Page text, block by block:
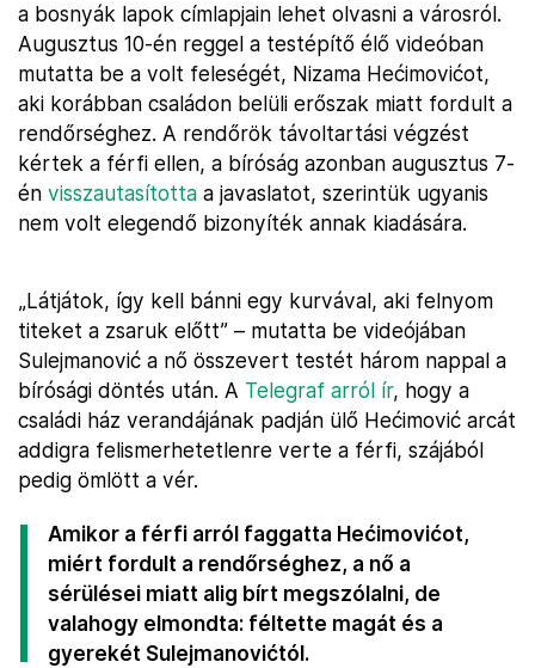
a bosnyák lapok címlapjain lehet olvasni a városról.
Augusztus 10-én reggel a testépítő élő videóban
mutatta be a volt feleségét, Nizama Hećimovićot,
aki korábban családon belüli erőszak miatt fordult a
rendőrséghez. A rendőrök távoltartási végzést
kértek a férfi ellen, a bíróság azonban augusztus 7-
én visszautasította a javaslatot, szerintük ugyanis
nem volt elegendő bizonyíték annak kiadására.
„Látjátok, így kell bánni egy kurvával, aki felnyom
titeket a zsaruk előtt” – mutatta be videójában
Sulejmanović a nő összevert testét három nappal a
bírósági döntés után. A Telegraf arról ír, hogy a
családi ház verandájának padján ülő Hećimović arcát
addigra felismerhetetlenre verte a férfi, szájából
pedig ömlött a vér.
Amikor a férfi arról faggatta Hećimovićot,
miért fordult a rendőrséghez, a nő a
sérülései miatt alig bírt megszólalni, de
valahogy elmondta: féltette magát és a
gyerekét Sulejmanovićtól.